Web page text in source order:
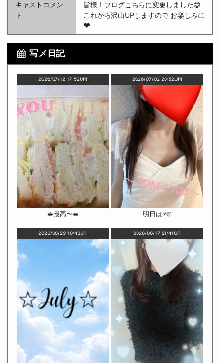
キャストコメン
ト
皆様！ブログこちらに変更しました😁
これから沢山UPしますので お楽しみに
❤️
写メ日記
2026/07/12 17:52UP!
🥪最高〜🥪
2026/07/02 20:52UP!
明日はｯ🩵
2026/06/29 10:43UP! 2026/06/17 21:41UP!